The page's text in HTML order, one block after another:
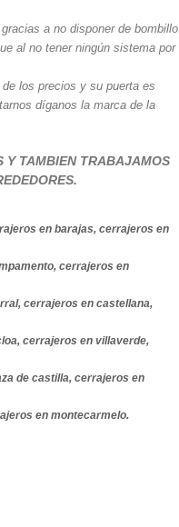
a no disponer de bombillo
al no tener ningún sistema por
los precios y su puerta es
díganos la marca de la
Y TAMBIEN TRABAJAMOS
en barajas, cerrajeros en
cerrajeros en
cerrajeros en castellana,
cerrajeros en villaverde,
de castilla, cerrajeros en
en montecarmelo.